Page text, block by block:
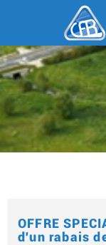
OFFRE
d'un rabais